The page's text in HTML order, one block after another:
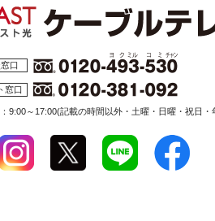
口
窓口
9:00～17:00(記載の時間以外・土曜・日曜・祝日